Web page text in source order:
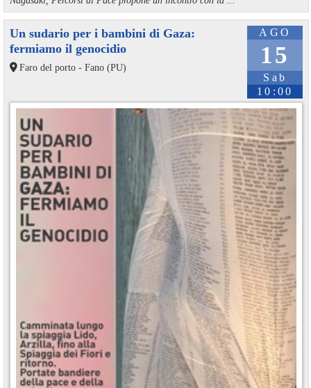
AGO
15
Sab
10:00
Un sudario per i bambini di Gaza:
fermiamo il genocidio
Faro del porto - Fano (PU)